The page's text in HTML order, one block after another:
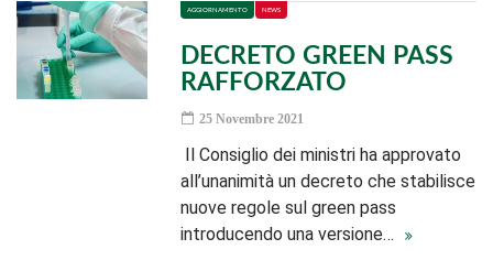
AGGIORNAMENTO NEWS
DECRETO GREEN PASS
RAFFORZATO
25 Novembre 2021
Il Consiglio dei ministri ha approvato
all’unanimità un decreto che stabilisce
nuove regole sul green pass
introducendo una versione…